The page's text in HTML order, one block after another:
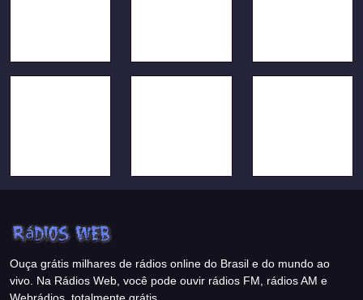
Ouça grátis milhares de rádios online do Brasil e do mundo ao
vivo. Na Rádios Web, você pode ouvir rádios FM, rádios AM e